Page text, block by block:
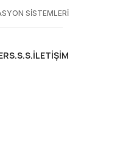
SİSTEMLERİ
S.S.S.İLETIŞIM